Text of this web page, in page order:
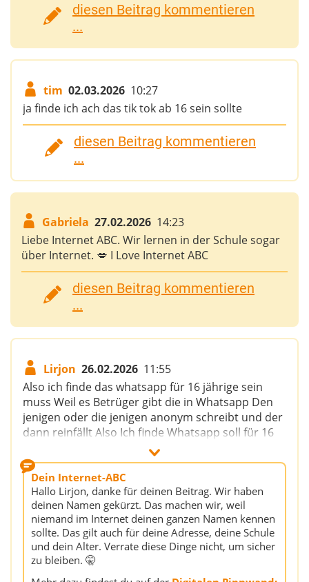
diesen Beitrag kommentieren
...
tim 02.03.2026 10:27
ja finde ich ach das tik tok ab 16 sein sollte
diesen Beitrag kommentieren
...
Gabriela 27.02.2026 14:23
Liebe Internet ABC. Wir lernen in der Schule sogar
über Internet. 💋 I Love Internet ABC
diesen Beitrag kommentieren
...
Lirjon 26.02.2026 11:55
Also ich finde das whatsapp für 16 jährige sein
muss Weil es Betrüger gibt die in Whatsapp Den
jenigen oder die jenigen anonym schreibt und der
dann reinfällt Also Ich finde Whatsapp soll für 16
oder 18 jährige sein Weil dann können kleine
Kinder Darauf reinfallen
Social Media Wie Tiktok , Snapchat oder,
Instagram Sollen Ab 19 sein weil wenn ein Kind
sein Profil macht oder ein foto von sie oder ihm
macht dann kann jeder Seine Informationen
finden Bei dem jenigen Nach hause kommen und
den Kidnappen.
Dein Internet-ABC
Hallo Lirjon, danke für deinen Beitrag. Wir haben
deinen Namen gekürzt. Das machen wir, weil
niemand im Internet deinen ganzen Namen kennen
sollte. Das gilt auch für deine Adresse, deine Schule
und dein Alter. Verrate diese Dinge nicht, um sicher
zu bleiben. 🤫